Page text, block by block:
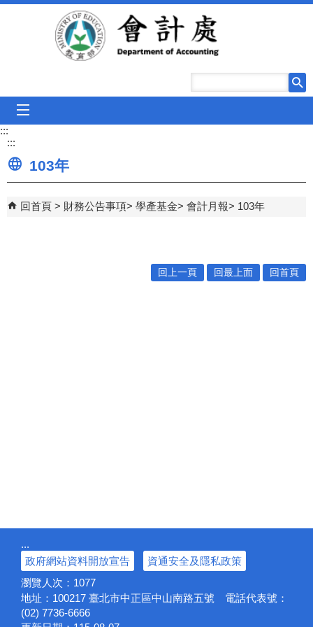
跳到主要內容區塊
:::
:::
103年
回首頁 財務公告事項 學產基金 會計月報 103年
回上一頁 回最上面 回首頁
:::
政府網站資料開放宣告
資通安全及隱私政策
瀏覽人次： 1077
地址：100217 臺北市中正區中山南路五號 電話代表號：
(02) 7736-6666